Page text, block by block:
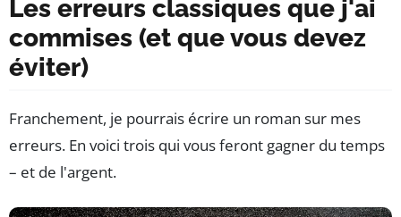
Les erreurs classiques que j'ai
commises (et que vous devez
éviter)
Franchement, je pourrais écrire un roman sur mes
erreurs. En voici trois qui vous feront gagner du temps
– et de l'argent.